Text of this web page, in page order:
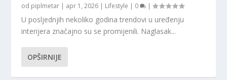
od piplmetar | apr 1, 2026 | Lifestyle | 0 |
U posljednjih nekoliko godina trendovi u uređenju
interijera značajno su se promijenili. Naglasak...
OPŠIRNIJE